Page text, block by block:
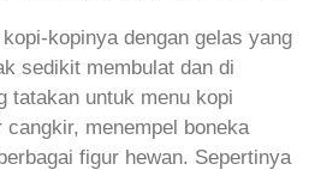
kopinya dengan gelas yang
sedikit membulat dan di
tatakan untuk menu kopi
cangkir, menempel boneka
figur hewan. Sepertinya